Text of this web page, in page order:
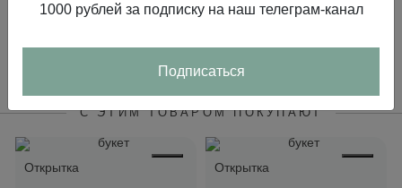
В корзину
С ЭТИМ ТОВАРОМ ПОКУПАЮТ
Открытка Открытка
1000 рублей за подписку на наш телеграм-канал
Подписаться